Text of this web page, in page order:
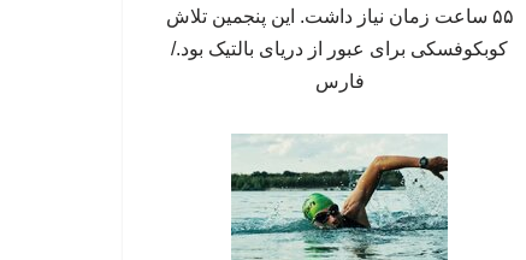
۵۵ ساعت زمان نیاز داشت. این پنجمین تلاش
کوبکوفسکی برای عبور از دریای بالتیک بود./
فارس